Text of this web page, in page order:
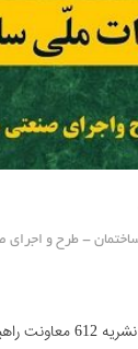
نشریه 612 معاونت راهبردی